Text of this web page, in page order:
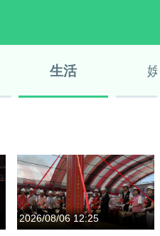
生活 娛
2026/08/06 12:25